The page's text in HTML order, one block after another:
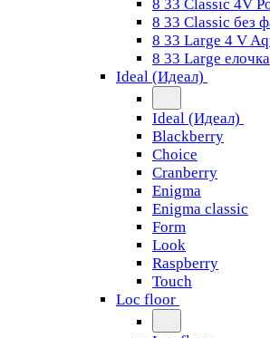
8 33 Classic 4V
8 33 Classic без
8 33 Large 4 V
8 33 Large елочка
Ideal (Идеал)
Ideal (Идеал)
Blackberry
Choice
Cranberry
Enigma
Enigma classic
Form
Look
Raspberry
Touch
Loc floor